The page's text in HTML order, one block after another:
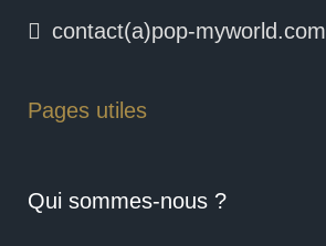
contact(a)pop-myworld.com
Pages utiles
Qui sommes-nous ?